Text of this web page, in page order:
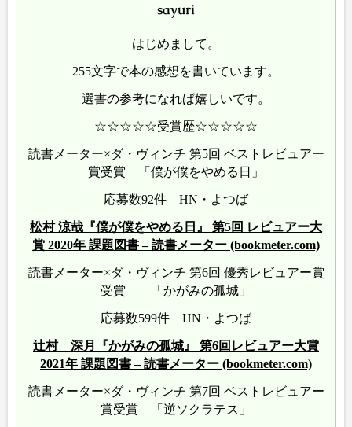
sayuri
はじめまして。
255文字で本の感想を書いています。
選書の参考になれば嬉しいです。
☆☆☆☆☆受賞歴☆☆☆☆☆
読書メーター×ダ・ヴィンチ 第5回 ベストレビュアー
賞受賞 「僕が僕をやめる日」
応募数92件 HN・よつば
松村 涼哉『僕が僕をやめる日』 第5回 レビュアー大
賞 2020年 課題図書 – 読書メーター (bookmeter.com)
読書メーター×ダ・ヴィンチ 第6回 優秀レビュアー賞
受賞 「かがみの孤城」
応募数599件 HN・よつば
辻村 深月『かがみの孤城』 第6回レビュアー大賞
2021年 課題図書 – 読書メーター (bookmeter.com)
読書メーター×ダ・ヴィンチ 第7回 ベストレビュアー
賞受賞 「逆ソクラテス」